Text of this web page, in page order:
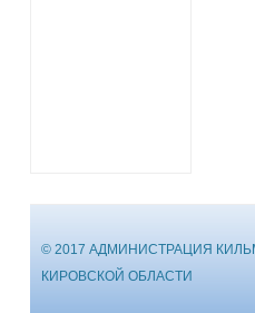
© 2017 АДМИНИСТРАЦИЯ
КИРОВСКОЙ ОБЛАСТИ